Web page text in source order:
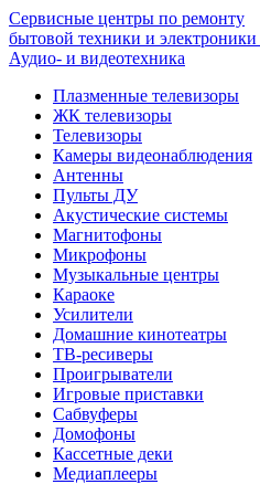
Сервисные центры по ремонту
бытовой техники и электроники
Аудио- и видеотехника
Плазменные телевизоры
ЖК телевизоры
Телевизоры
Камеры видеонаблюдения
Антенны
Пульты ДУ
Акустические системы
Магнитофоны
Микрофоны
Музыкальные центры
Караоке
Усилители
Домашние кинотеатры
ТВ-ресиверы
Проигрыватели
Игровые приставки
Сабвуферы
Домофоны
Кассетные деки
Медиаплееры